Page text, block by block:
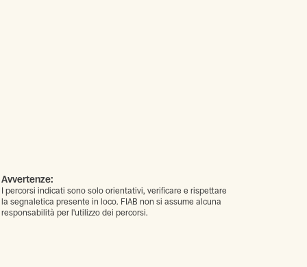
Avvertenze:
I percorsi indicati sono solo orientativi, verificare e rispettare
la segnaletica presente in loco. FIAB non si assume alcuna
responsabilità per l'utilizzo dei percorsi.